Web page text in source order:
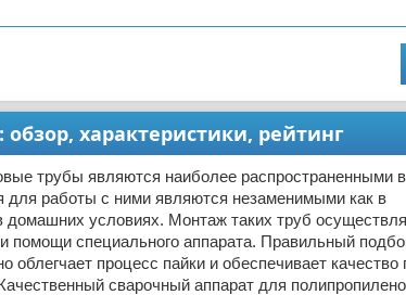
характеристики, рейтинг
трубы являются наиболее распространенными
для работы с ними являются незаменимыми как в
домашних условиях. Монтаж таких труб
помощи специального аппарата. Правильный
облегчает процесс пайки и обеспечивает качество
сварочный аппарат для